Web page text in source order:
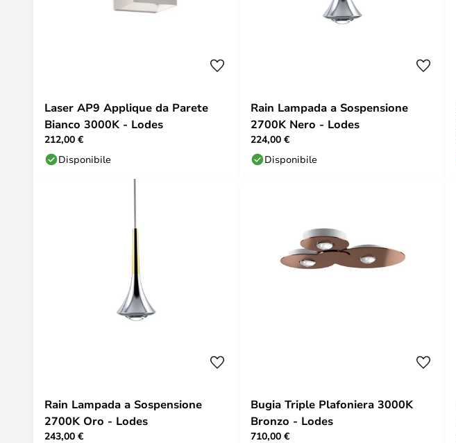
Laser AP9 Applique da Parete
Bianco 3000K - Lodes
212,00 €
Disponibile
Rain Lampada a Sospensione
2700K Nero - Lodes
224,00 €
Disponibile
Rain Lampada a Sospensione
2700K Oro - Lodes
243,00 €
Bugia Triple Plafoniera 3000K
Bronzo - Lodes
710,00 €